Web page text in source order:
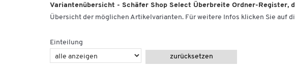
Variantenübersicht - Schäfer Shop Select Überbreite Ordner-Register,
Übersicht der möglichen Artikelvarianten. Für weitere Infos klicken Sie auf
Einteilung
zurücksetzen